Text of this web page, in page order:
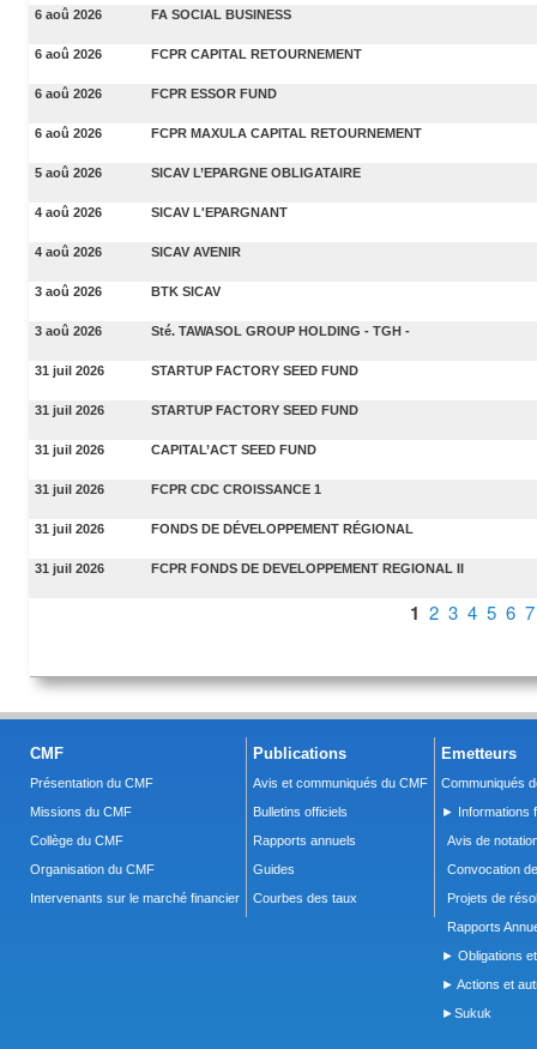
6 aoû 2026 FA SOCIAL BUSINESS
6 aoû 2026 FCPR CAPITAL RETOURNEMENT
6 aoû 2026 FCPR ESSOR FUND
6 aoû 2026 FCPR MAXULA CAPITAL RETOURNEMENT
5 aoû 2026 SICAV L’EPARGNE OBLIGATAIRE
4 aoû 2026 SICAV L'EPARGNANT
4 aoû 2026 SICAV AVENIR
3 aoû 2026 BTK SICAV
3 aoû 2026 Sté. TAWASOL GROUP HOLDING - TGH -
31 juil 2026 STARTUP FACTORY SEED FUND
31 juil 2026 STARTUP FACTORY SEED FUND
31 juil 2026 CAPITAL’ACT SEED FUND
31 juil 2026 FCPR CDC CROISSANCE 1
31 juil 2026 FONDS DE DÉVELOPPEMENT RÉGIONAL
31 juil 2026 FCPR FONDS DE DEVELOPPEMENT REGIONAL II
1 2 3 4 5 6 7
CMF
Présentation du CMF
Missions du CMF
Collège du CMF
Organisation du CMF
Intervenants sur le marché financier
Publications
Avis et communiqués du CMF
Bulletins officiels
Rapports annuels
Guides
Courbes des taux
Emetteurs
Communiqués
► Informations
Avis de
Convocation
Projets de
Rapports
► Obligations
► Actions et
►Sukuk